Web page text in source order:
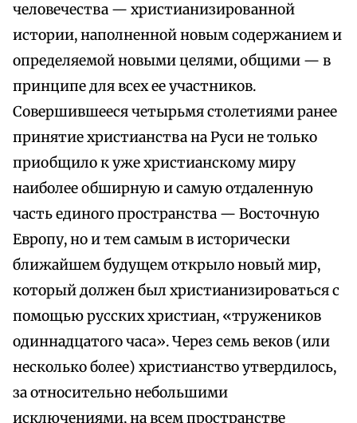
человечества — христианизированной
истории, наполненной новым содержанием и
определяемой новыми целями, общими — в
принципе для всех ее участников.
Совершившееся четырьмя столетиями ранее
принятие христианства на Руси не только
приобщило к уже христианскому миру
наиболее обширную и самую отдаленную
часть единого пространства — Восточную
Европу, но и тем самым в исторически
ближайшем будущем открыло новый мир,
который должен был христианизироваться с
помощью русских христиан, «тружеников
одиннадцатого часа». Через семь веков (или
несколько более) христианство утвердилось,
за относительно небольшими
исключениями, на всем пространстве